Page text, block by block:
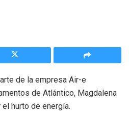
de la empresa Air-e
de Atlántico, Magdalena
el hurto de energía.